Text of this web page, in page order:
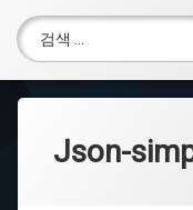
환
경
설
정
Json-